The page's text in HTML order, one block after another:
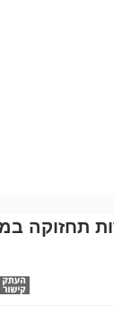
נדירה של קורת
שרייבר זצ"ל
היא לעורר
הכנסת 'חניכי
-
בכביש 4: עבודות